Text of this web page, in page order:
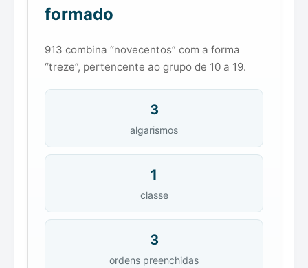
formado
913 combina “novecentos” com a forma
“treze”, pertencente ao grupo de 10 a 19.
3
algarismos
1
classe
3
ordens preenchidas